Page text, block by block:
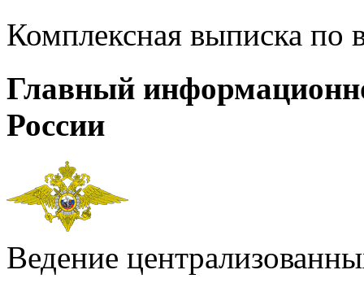
Комплексная выписка
Главный
России
Ведение